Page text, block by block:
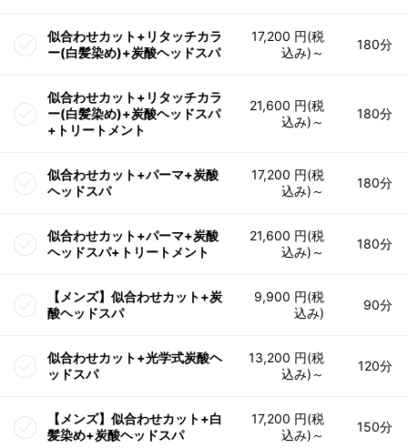
似合わせカット+リタッチカラ
ー(白髪染め)+炭酸ヘッドスパ
17,200 円(税
込み)～
180分
似合わせカット+リタッチカラ
ー(白髪染め)+炭酸ヘッドスパ
+トリートメント
21,600 円(税
込み)～
180分
似合わせカット+パーマ+炭酸
ヘッドスパ
17,200 円(税
込み)～
180分
似合わせカット+パーマ+炭酸
ヘッドスパ+トリートメント
21,600 円(税
込み)～
180分
【メンズ】似合わせカット+炭
酸ヘッドスパ
9,900 円(税
込み)
90分
似合わせカット+光学式炭酸ヘ
ッドスパ
13,200 円(税
込み)～
120分
【メンズ】似合わせカット+白
髪染め+炭酸ヘッドスパ
17,200 円(税
込み)～
150分